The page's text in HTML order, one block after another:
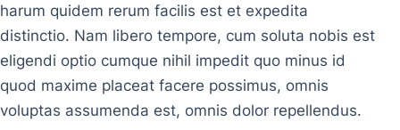
harum quidem rerum facilis est et expedita
distinctio. Nam libero tempore, cum soluta nobis est
eligendi optio cumque nihil impedit quo minus id
quod maxime placeat facere possimus, omnis
voluptas assumenda est, omnis dolor repellendus.